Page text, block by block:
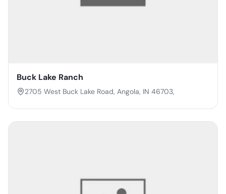
Buck Lake Ranch
2705 West Buck Lake Road, Angola, IN 46703,